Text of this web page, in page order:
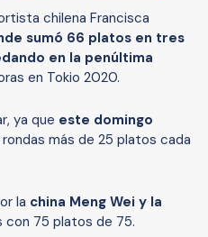
chilena Francisca
sumó 66 platos en tres
en la penúltima
en Tokio 2020.
ya que este domingo
más de 25 platos cada
la china Meng Wei y la
con 75 platos de 75.